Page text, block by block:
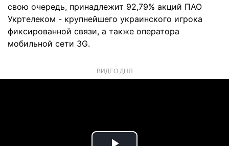
свою очередь, принадлежит 92,79% акций ПАО
Укртелеком - крупнейшего украинского игрока
фиксированной связи, а также оператора
мобильной сети 3G.
ВИДЕО ДНЯ